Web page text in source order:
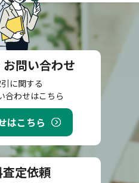
お問い合わせ
に関する
合わせはこちら
はこちら
定依頼